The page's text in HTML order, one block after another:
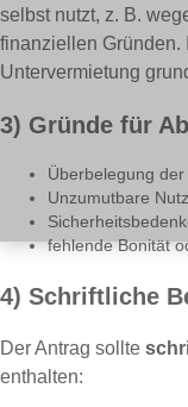
selbst nutzt, z. B.
finanziellen Gründen.
Untervermietung
3) Gründe für
Überbelegung
Unzumutbare
fehlende Bonität
4) Schriftliche
Der Antrag sollte
enthalten: